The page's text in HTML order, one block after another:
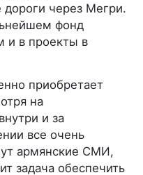
через Мегри.
фонд
и в проекты в
приобретает
на
и за
все очень
армянские СМИ,
задача обеспечить